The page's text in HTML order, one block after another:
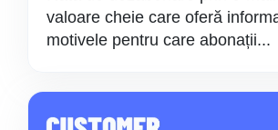
valoare cheie care oferă
motivele pentru care abonații...